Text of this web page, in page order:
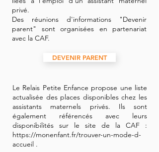
privé.
Des réunions d'informations "Devenir
parent" sont organisées en partenariat
avec la CAF.
DEVENIR PARENT
Le Relais Petite Enfance propose une liste
actualisée des places disponibles chez les
assistants maternels privés. Ils sont
également référencés avec leurs
disponibilités sur le site de la CAF :
https://monenfant.fr/trouver-un-mode-d-
accueil .